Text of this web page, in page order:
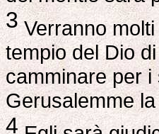
3Verranno
tempio del Dio
camminare per
Gerusalemme
4